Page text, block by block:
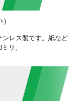
ンレス製です。紙など
リ。